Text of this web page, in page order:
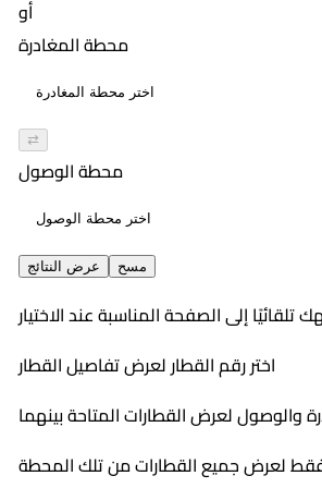
طنطا
467
محسن
دمنهور
٤:٣١ PM
814-815
محسن
دمنهور
٥:٣١ PM
أو
محطة المغادرة
⇄
محطة الوصول
عرض النتائج مسح
تلقائيًا إلى الصفحة المناسبة عند الاختيار
اختر رقم القطار لعرض تفاصيل القطار
والوصول لعرض القطارات المتاحة بينهما
لعرض جميع القطارات من تلك المحطة